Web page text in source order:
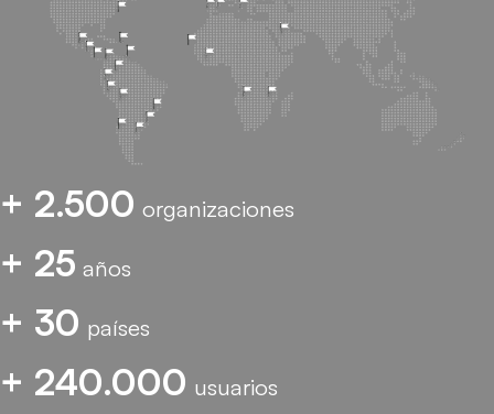
+ 2.500 organizaciones
+ 25 años
+ 30 países
+ 240.000 usuarios